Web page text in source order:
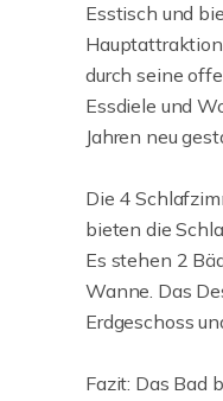
Esstisch und
durch seine
Essdiele und
Jahren neu
Die 4
bieten die
Es stehen 2
Wanne. Das
Erdgeschoss
Fazit: Das Bad